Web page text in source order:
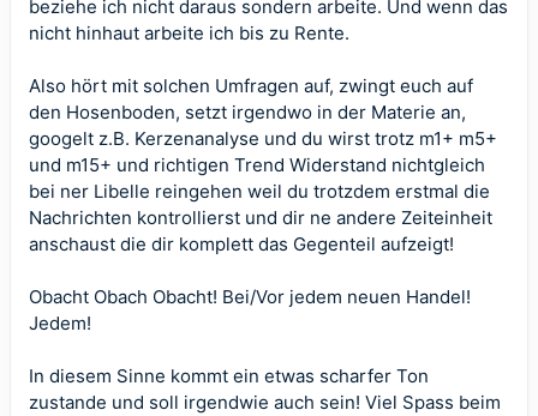
beziehe ich nicht daraus sondern arbeite. Und wenn das
nicht hinhaut arbeite ich bis zu Rente.
Also hört mit solchen Umfragen auf, zwingt euch auf
den Hosenboden, setzt irgendwo in der Materie an,
googelt z.B. Kerzenanalyse und du wirst trotz m1+ m5+
und m15+ und richtigen Trend Widerstand nichtgleich
bei ner Libelle reingehen weil du trotzdem erstmal die
Nachrichten kontrollierst und dir ne andere Zeiteinheit
anschaust die dir komplett das Gegenteil aufzeigt!
Obacht Obach Obacht! Bei/Vor jedem neuen Handel!
Jedem!
In diesem Sinne kommt ein etwas scharfer Ton
zustande und soll irgendwie auch sein! Viel Spass beim